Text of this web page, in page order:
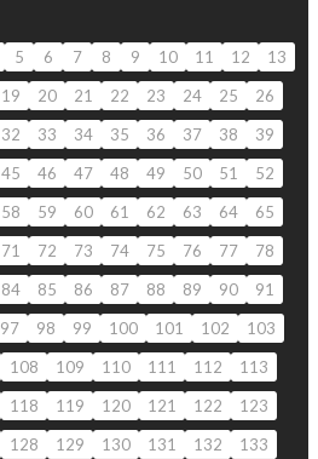
5 6 7 8 9 10 11 12
13
19 20 21 22 23 24 25
26
32 33 34 35 36 37 38
39
45 46 47 48 49 50 51
52
58 59 60 61 62 63 64
65
71 72 73 74 75 76 77
78
84 85 86 87 88 89 90
91
97 98 99 100 101 102
103
108 109 110 111 112
113
118 119 120 121 122
123
128 129 130 131 132
133